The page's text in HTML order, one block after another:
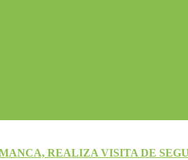
REALIZA VISITA DE